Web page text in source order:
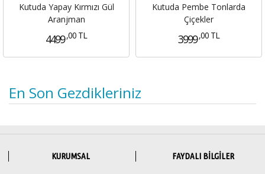
Kutuda Yapay Kırmızı Gül
Aranjman
4499 ,00 TL
Kutuda Pembe Tonlarda
Çiçekler
3999 ,00 TL
En Son Gezdikleriniz
KURUMSAL FAYDALI BİLGİLER